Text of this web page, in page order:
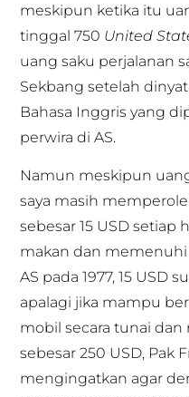
meskipun ketika itu
tinggal 750 United
uang saku perjalanan
Sekbang setelah
Bahasa Inggris yang
perwira di AS.
Namun meskipun
saya masih
sebesar 15 USD setiap
makan dan
AS pada 1977, 15 USD
apalagi jika mampu
mobil secara tunai dan
sebesar 250 USD, Pak
mengingatkan agar